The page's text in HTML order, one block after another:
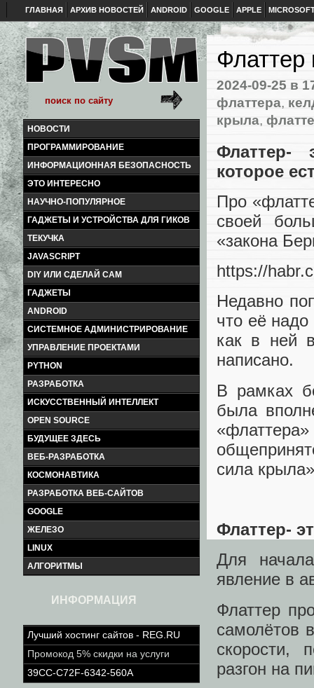
ГЛАВНАЯ АРХИВ НОВОСТЕЙ ANDROID GOOGLE APPLE
НОВОСТИ
ПРОГРАММИРОВАНИЕ
ИНФОРМАЦИОННАЯ БЕЗОПАСНОСТЬ
ЭТО ИНТЕРЕСНО
НАУЧНО-ПОПУЛЯРНОЕ
ГАДЖЕТЫ И УСТРОЙСТВА ДЛЯ ГИКОВ
ТЕКУЧКА
JAVASCRIPT
DIY ИЛИ СДЕЛАЙ САМ
ГАДЖЕТЫ
ANDROID
СИСТЕМНОЕ АДМИНИСТРИРОВАНИЕ
УПРАВЛЕНИЕ ПРОЕКТАМИ
PYTHON
РАЗРАБОТКА
ИСКУССТВЕННЫЙ ИНТЕЛЛЕКТ
OPEN SOURCE
БУДУЩЕЕ ЗДЕСЬ
ВЕБ-РАЗРАБОТКА
КОСМОНАВТИКА
РАЗРАБОТКА ВЕБ-САЙТОВ
GOOGLE
ЖЕЛЕЗО
LINUX
АЛГОРИТМЫ
ИНФОРМАЦИЯ
Лучший хостинг сайтов - REG.RU
Промокод 5% скидки на услуги
39CC-C72F-6342-560A
Флаттер
2024-09-25 в
флаттера,
крыла,
Флаттер-
которое
Про
своей
«закона
https://
Недавно
что её надо
как в ней
написано.
В рамках
была
сила
Флаттер-
Для
явление в
Флаттер
самолётов
скорости,
разгон на